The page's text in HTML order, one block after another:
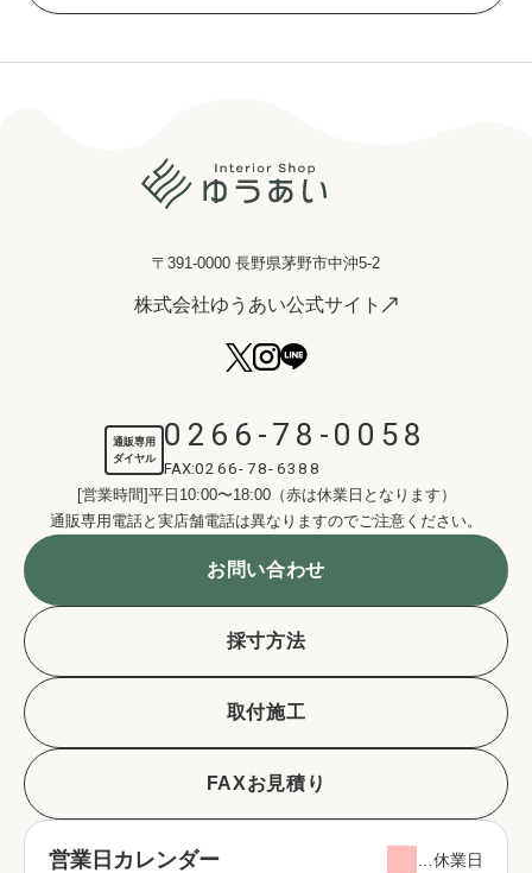
〒391-0000 長野県茅野市中沖5-2
株式会社ゆうあい公式サイト
通販専用
ダイヤル
0266-78-0058
FAX:0266-78-6388
[営業時間]平日10:00〜18:00（赤は休業日となります）
通販専用電話と実店舗電話は異なりますのでご注意ください。
お問い合わせ
採寸方法
取付施工
FAXお見積り
営業日カレンダー …休業日